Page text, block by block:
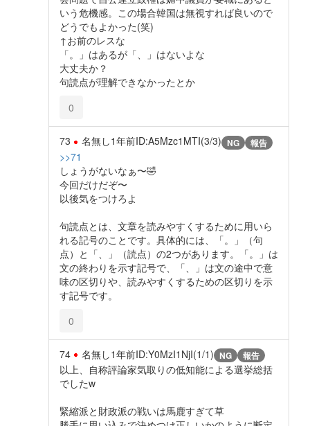
いう危機感。この場合韓国は無視すれば良いので
どうでもよかった(笑)
↑お前のレスな
「。」はあるが「、」はないよな
大丈夫か？
句読点が理解できなかったとか
0
73 名無し1年前ID:A5Mzc1MTI(3/3) NG 報告
>>71
しょうがないなぁ〜🤣
今回だけだぞ〜
以後気をつけろよ
句読点とは、文章を読みやすくするために用いら
れる記号のことです。具体的には、「。」（句
点）と「、」（読点）の2つがあります。「。」は
文の終わりを示す記号で、「、」は文の途中で意
味の区切りや、読みやすくするための区切りを示
す記号です。
0
74 名無し1年前ID:Y0MzI1NjI(1/1) NG 報告
以上、自称評論家気取りの低知能による選挙総括
でしたw
緊縮派と財政派の戦いは馬鹿すぎて草